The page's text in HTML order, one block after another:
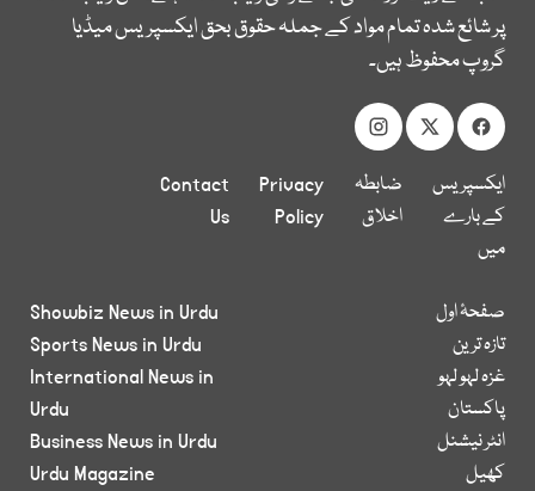
پر شائع شدہ تمام مواد کے جملہ حقوق بحق ایکسپریس میڈیا
گروپ محفوظ ہیں۔
ایکسپریس
کے بارے
میں
ضابطہ
اخلاق
Privacy
Policy
Contact
Us
صفحۂ اول
تازہ ترین
غزہ لہو لہو
پاکستان
انٹر نیشنل
کھیل
Showbiz News in Urdu
Sports News in Urdu
International News in
Urdu
Business News in Urdu
Urdu Magazine